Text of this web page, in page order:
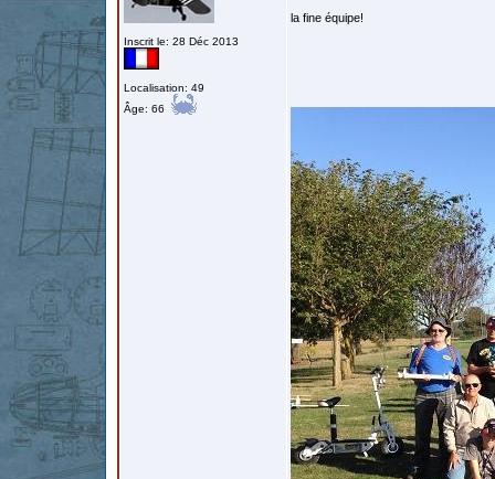
Inscrit le: 28 Déc 2013
Localisation: 49
Âge: 66
la fine équipe!